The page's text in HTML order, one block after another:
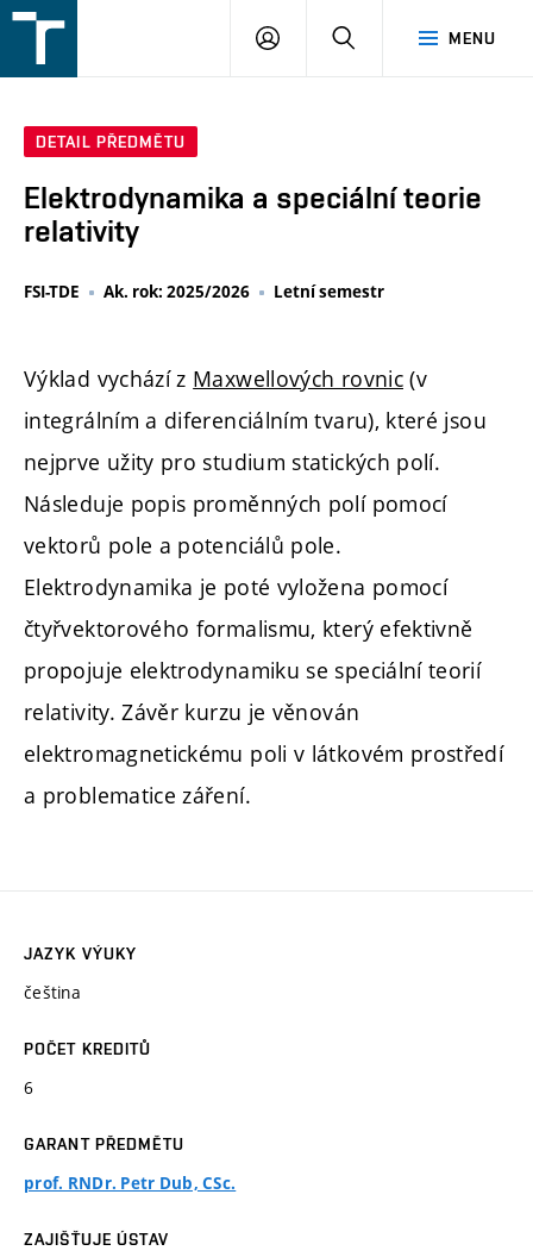
v
MENU
PŘIHLÁŠENÍ
DETAIL PŘEDMĚTU
Elektrodynamika a speciální teorie
relativity
FSI-TDE Ak. rok: 2025/2026 Letní semestr
Výklad vychází z Maxwellových rovnic(v
integrálním a diferenciálním tvaru), které jsou
nejprve užity pro studium statických polí.
Následuje popis proměnných polí pomocí
vektorů pole a potenciálů pole.
Elektrodynamika je poté vyložena pomocí
čtyřvektorového formalismu, který efektivně
propojuje elektrodynamiku se speciální teorií
relativity. Závěr kurzu je věnován
elektromagnetickému poli v látkovém prostředí
a problematice záření.
JAZYK VÝUKY
čeština
POČET KREDITŮ
6
GARANT PŘEDMĚTU
prof. RNDr. Petr Dub, CSc.
ZAJIŠŤUJE ÚSTAV